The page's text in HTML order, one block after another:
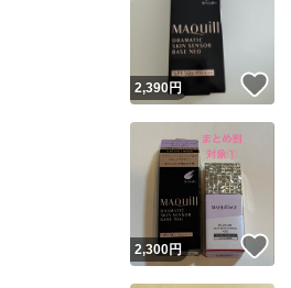
2,390円
2,300円